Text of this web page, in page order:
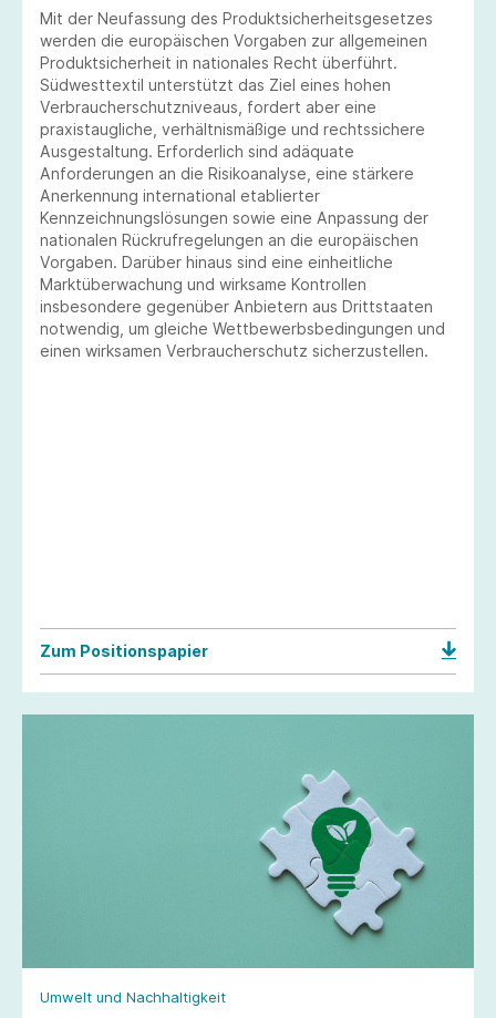
Mit der Neufassung des Produktsicherheitsgesetzes
werden die europäischen Vorgaben zur allgemeinen
Produktsicherheit in nationales Recht überführt.
Südwesttextil unterstützt das Ziel eines hohen
Verbraucherschutzniveaus, fordert aber eine
praxistaugliche, verhältnismäßige und rechtssichere
Ausgestaltung. Erforderlich sind adäquate
Anforderungen an die Risikoanalyse, eine stärkere
Anerkennung international etablierter
Kennzeichnungslösungen sowie eine Anpassung der
nationalen Rückrufregelungen an die europäischen
Vorgaben. Darüber hinaus sind eine einheitliche
Marktüberwachung und wirksame Kontrollen
insbesondere gegenüber Anbietern aus Drittstaaten
notwendig, um gleiche Wettbewerbsbedingungen und
einen wirksamen Verbraucherschutz sicherzustellen.
Zum Positionspapier
Umwelt und Nachhaltigkeit